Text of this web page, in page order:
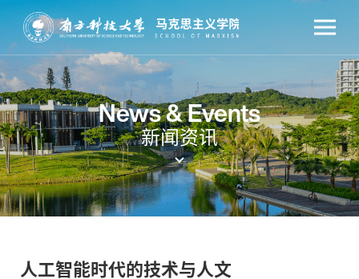
News & Events
新闻资讯
人工智能时代的技术与人文